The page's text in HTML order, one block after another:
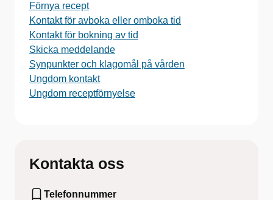
Förnya recept
Kontakt för avboka eller omboka tid
Kontakt för bokning av tid
Skicka meddelande
Synpunkter och klagomål på vården
Ungdom kontakt
Ungdom receptförnyelse
Kontakta oss
Telefonnummer